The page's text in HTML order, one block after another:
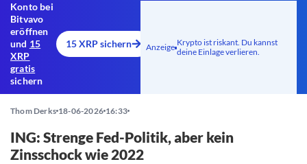
Konto bei
Bitvavo
eröffnen
und 15
XRP
gratis
sichern
15 XRP sichern Anzeige Krypto ist riskant. Du kannst
deine Einlage verlieren.
Thom Derks 18-06-2026 16:33
ING: Strenge Fed-Politik, aber kein
Zinsschock wie 2022